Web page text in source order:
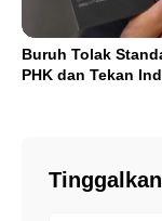
Buruh Tolak
PHK dan Tekan